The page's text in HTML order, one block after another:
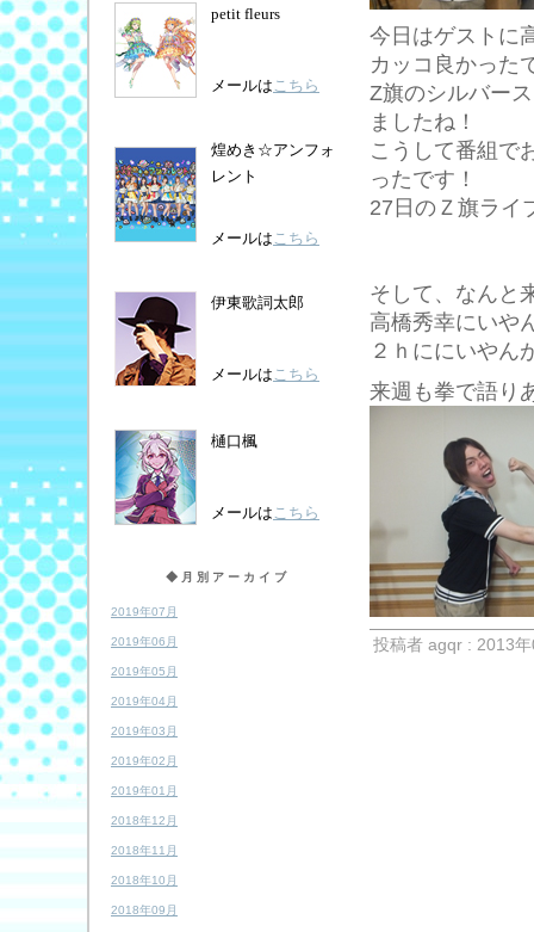
petit fleurs
メールはこちら
煌めき☆アンフォ
レント
メールはこちら
伊東歌詞太郎
メールはこちら
樋口楓
メールはこちら
◆月別アーカイブ
2019年07月
2019年06月
2019年05月
2019年04月
2019年03月
2019年02月
2019年01月
2018年12月
2018年11月
2018年10月
2018年09月
今日はゲストに
カッコ良かった
Z旗のシルバー
ましたね！
こうして番組で
ったです！
27日のＺ旗ライ
そして、なんと
高橋秀幸にいや
２ｈににいやん
来週も拳で語り
投稿者 agqr : 2013